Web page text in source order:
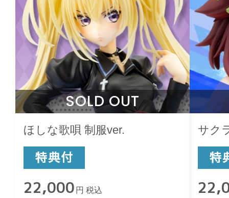
SOLD OUT
ほしな歌唄 制服ver.
22,000 円 税込
サク